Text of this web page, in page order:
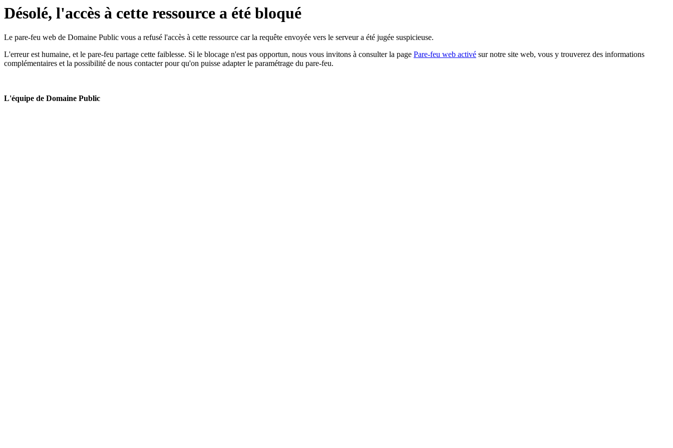
Désolé, l'accès à cette ressource a été bloqué
Le pare-feu web de Domaine Public vous a refusé l'accès à cette ressource car la requête envoyée vers le serveur a été jugée suspicieuse.
L'erreur est humaine, et le pare-feu partage cette faiblesse. Si le blocage n'est pas opportun, nous vous invitons à consulter la page Pare-feu web activé sur notre site web, vous y trouverez des informations
complémentaires et la possibilité de nous contacter pour qu'on puisse adapter le paramétrage du pare-feu.
L'équipe de Domaine Public